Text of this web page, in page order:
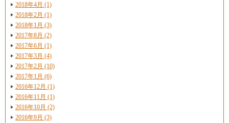
2018年4月 (1)
2018年2月 (1)
2018年1月 (3)
2017年8月 (2)
2017年6月 (1)
2017年3月 (4)
2017年2月 (10)
2017年1月 (6)
2016年12月 (1)
2016年11月 (1)
2016年10月 (2)
2016年9月 (3)